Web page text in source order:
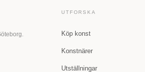
UTFORSKA
Köp konst
Konstnärer
Utställningar